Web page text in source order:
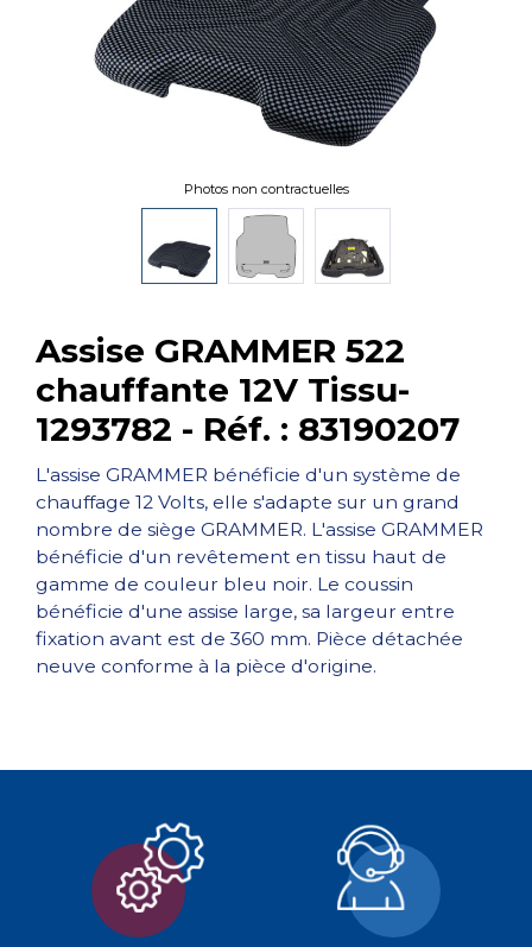
Assise GRAMMER 522
chauffante 12V Tissu-
1293782 - Réf. : 83190207
L'assise GRAMMER bénéficie d'un système de
chauffage 12 Volts, elle s'adapte sur un grand
nombre de siège GRAMMER. L'assise GRAMMER
bénéficie d'un revêtement en tissu haut de
gamme de couleur bleu noir. Le coussin
bénéficie d'une assise large, sa largeur entre
fixation avant est de 360 mm. Pièce détachée
neuve conforme à la pièce d'origine.
Photos non contractuelles